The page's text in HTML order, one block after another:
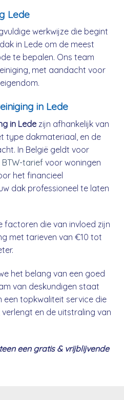
Lede
werkwijze die begint
in Lede om de meest
te bepalen. Ons team
met aandacht voor
in Lede
in Ledezijn afhankelijk van
type dakmateriaal, en de
In België geldt voor
tarief voor woningen
het financieel
dak professioneel te laten
factoren die van invloed zijn
met tarieven van €10 tot
het belang van een goed
van deskundigen staat
een topkwaliteit service die
en de uitstraling van
een gratis & vrijblijvende